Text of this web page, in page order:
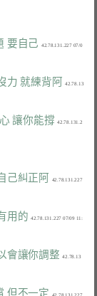
要自己
  42.78.131.227 07/0
力 就練背阿
  42.78.13
讓你能撐
  42.78.131.2
己糾正阿
  42.78.131.227
用的
  42.78.131.227 07/09 11:
會讓你調整
  42.78.13
但不一定
  42.78.131.227